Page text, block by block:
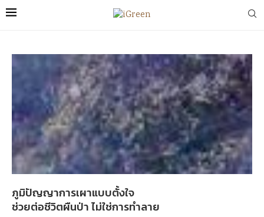
ภูมิปัญญาการเผาแบบตั้งใจ
ช่วยต่อชีวิตผืนป่า ไม่ใช่การทำลาย